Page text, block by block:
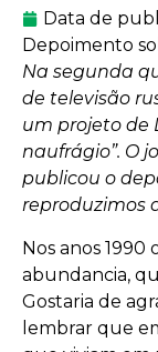
Data de
Depoimento
Na segunda
de televisão
um projeto de
naufrágio”. O
publicou o
reproduzimos
Nos anos
abundancia,
Gostaria de
lembrar que